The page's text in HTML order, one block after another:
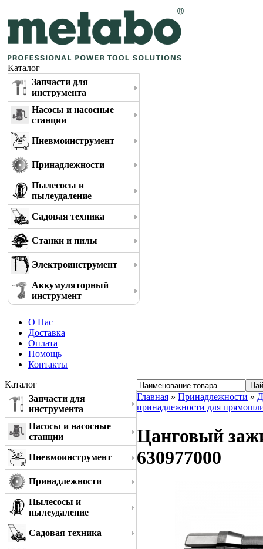
Каталог
Запчасти для
инструмента
Насосы и насосные
станции
Пневмоинструмент
Принадлежности
Пылесосы и
пылеудаление
Садовая техника
Станки и пилы
Электроинструмент
Аккумуляторный
инструмент
О Нас
Доставка
Оплата
Помощь
Контакты
Каталог
Запчасти для
инструмента
Насосы и насосные
станции
Пневмоинструмент
Принадлежности
Пылесосы и
пылеудаление
Садовая техника
Главная » Принадлежности »
принадлежности для
Цанговый
630977000